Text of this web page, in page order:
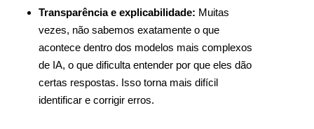
Transparência e explicabilidade: Muitas
vezes, não sabemos exatamente o que
acontece dentro dos modelos mais complexos
de IA, o que dificulta entender por que eles dão
certas respostas. Isso torna mais difícil
identificar e corrigir erros.